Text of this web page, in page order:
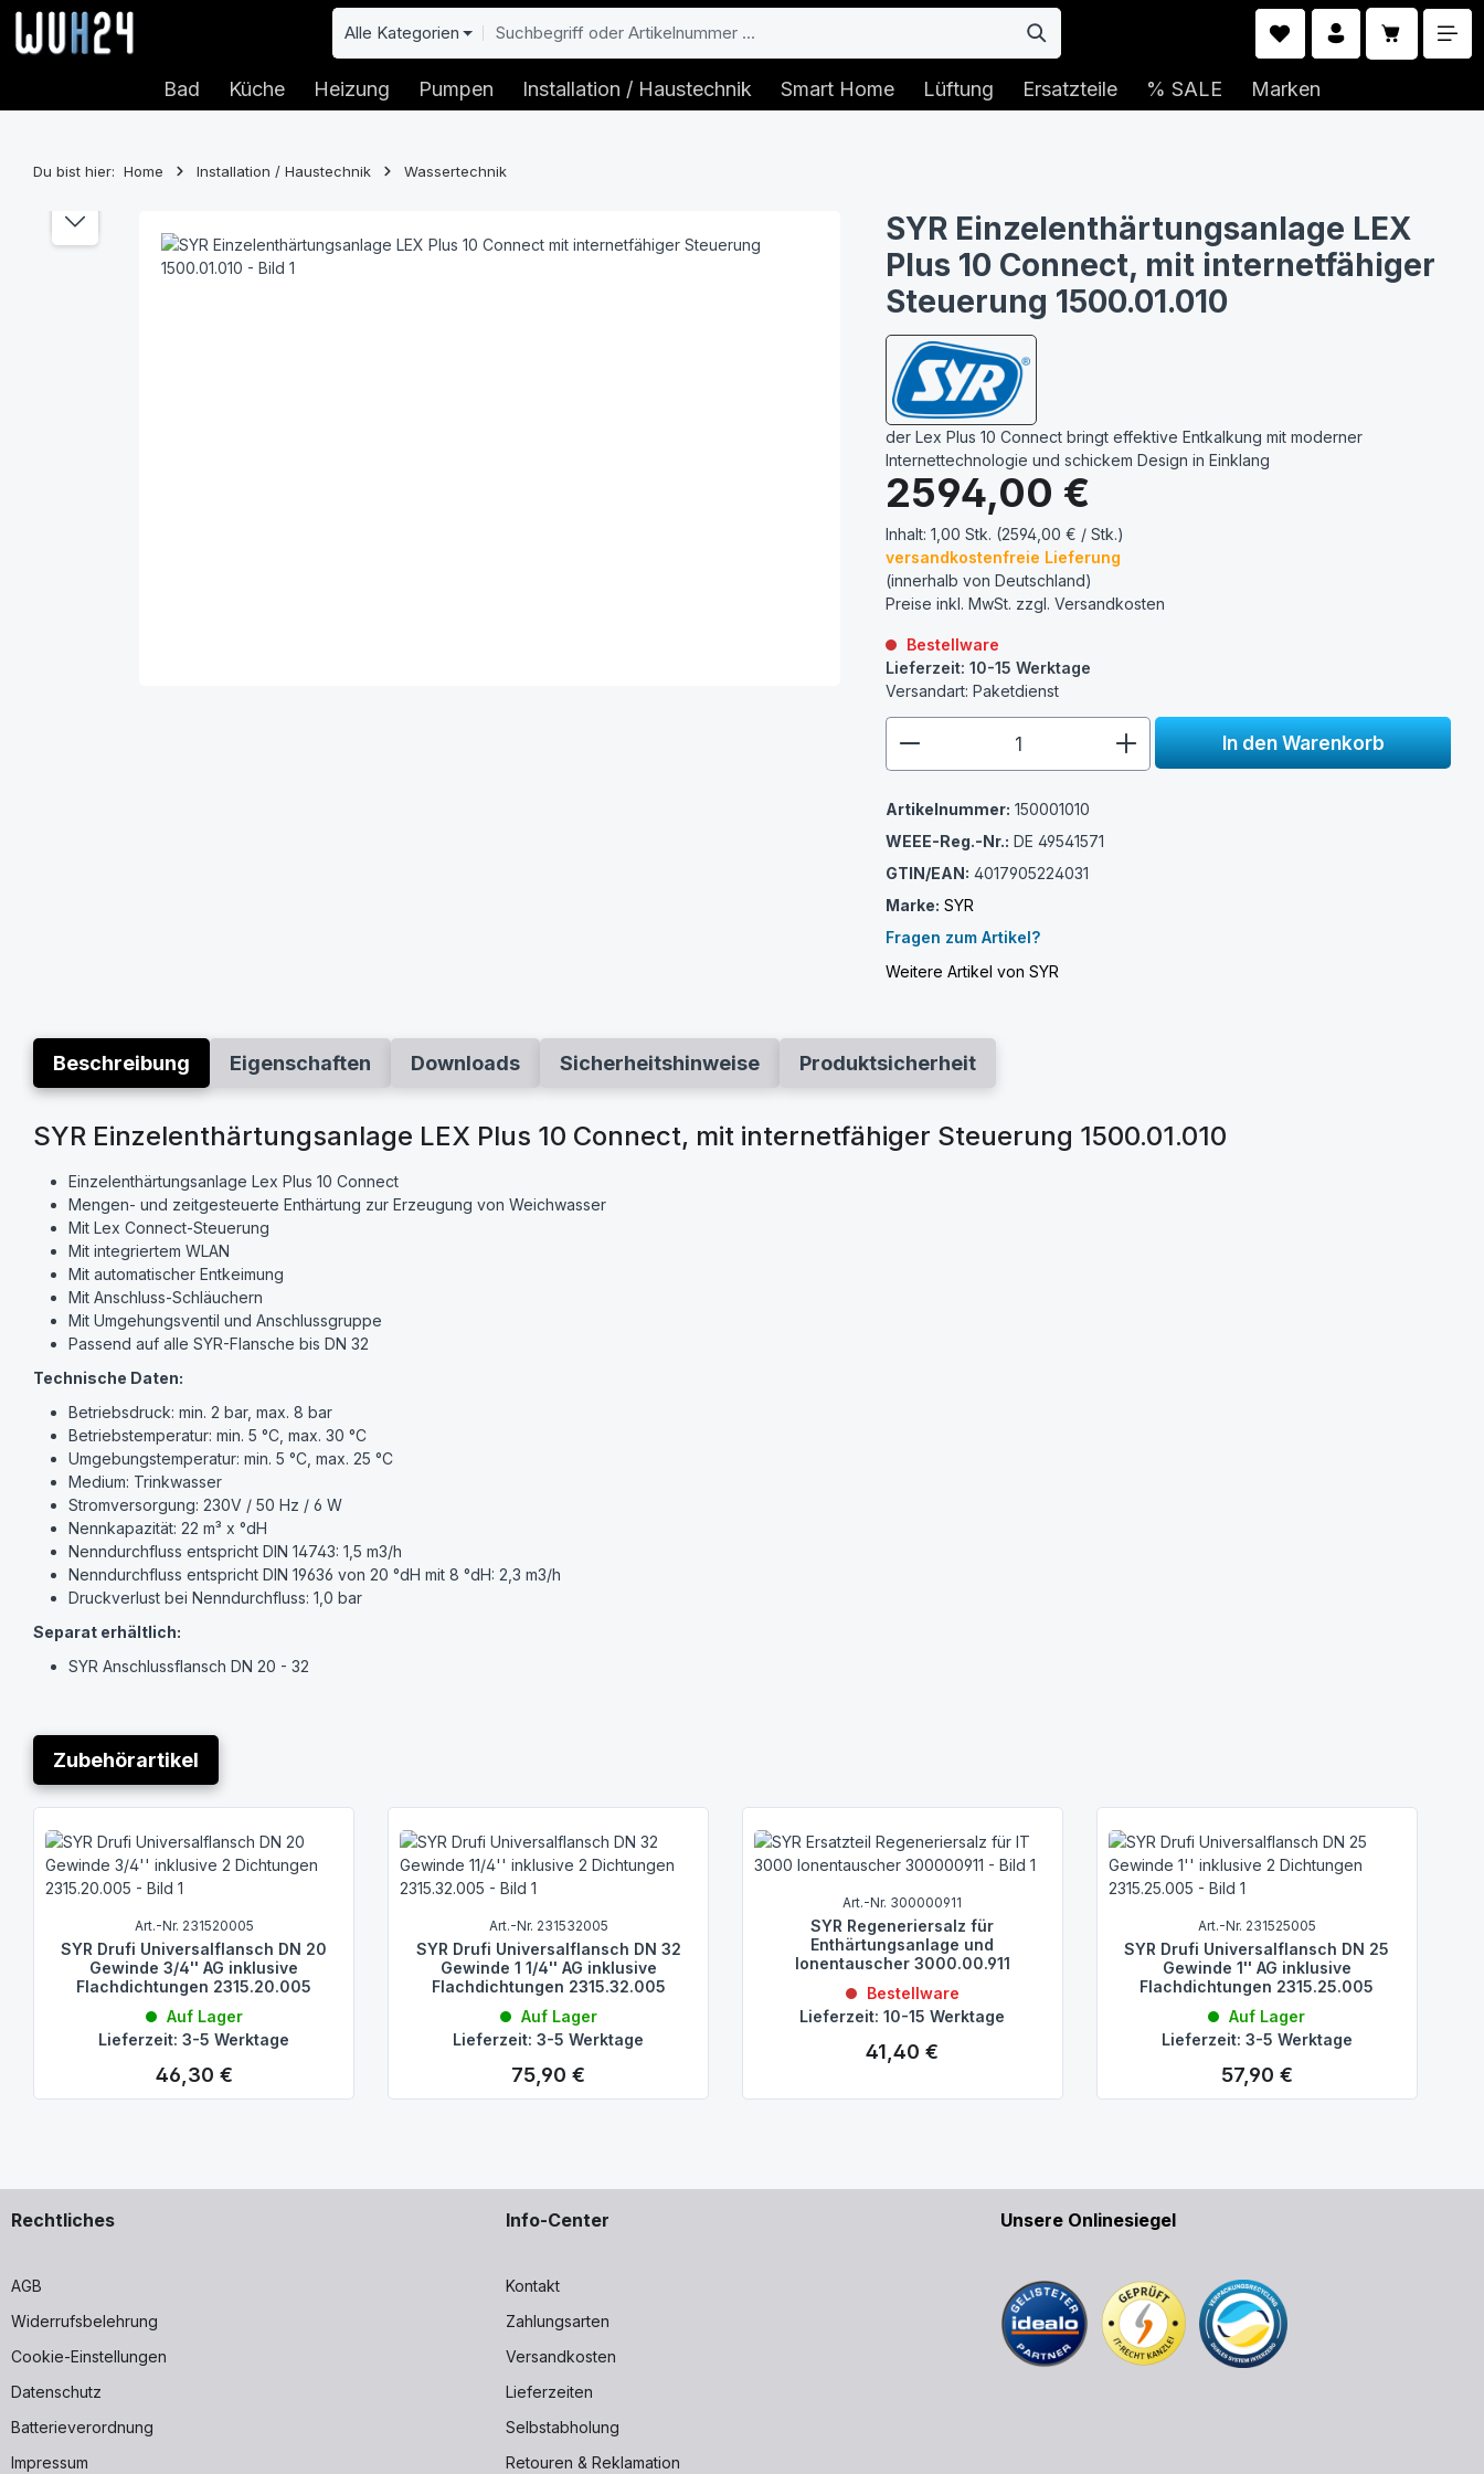
Hauptinhalt springen
Zur Suche springen
Zur Hauptnavigation springen Alle Kategorien
Bad Küche Heizung Pumpen Installation / Haustechnik Smart Home Lüftung Ersatzteile % SALE Marken
Du bist hier: Home Installation / Haustechnik Wassertechnik
Bildergalerie überspringen
SYR Einzelenthärtungsanlage LEX
Plus 10 Connect, mit internetfähiger
Steuerung 1500.01.010
der Lex Plus 10 Connect bringt effektive Entkalkung mit moderner
Internettechnologie und schickem Design in Einklang
2594,00 €
Inhalt:1,00 Stk. (2594,00 € / Stk.)
versandkostenfreie Lieferung
(innerhalb von Deutschland)
Preise inkl. MwSt. zzgl.Versandkosten
Bestellware
Lieferzeit: 10-15 Werktage
Versandart: Paketdienst
In den Warenkorb
Artikelnummer: 150001010
WEEE-Reg.-Nr.: DE 49541571
GTIN/EAN: 4017905224031
Marke: SYR
Fragen zum Artikel?
Weitere Artikel von SYR
Beschreibung Eigenschaften Downloads Sicherheitshinweise Produktsicherheit
SYR Einzelenthärtungsanlage LEX Plus 10 Connect, mit internetfähiger Steuerung 1500.01.010
Einzelenthärtungsanlage Lex Plus 10 Connect
Mengen- und zeitgesteuerte Enthärtung zur Erzeugung von Weichwasser
Mit Lex Connect-Steuerung
Mit integriertem WLAN
Mit automatischer Entkeimung
Mit Anschluss-Schläuchern
Mit Umgehungsventil und Anschlussgruppe
Passend auf alle SYR-Flansche bis DN 32
Technische Daten:
Betriebsdruck: min. 2 bar, max. 8 bar
Betriebstemperatur: min. 5 °C, max. 30 °C
Umgebungstemperatur: min. 5 °C, max. 25 °C
Medium: Trinkwasser
Stromversorgung: 230V / 50 Hz / 6 W
Nennkapazität: 22 m³ x °dH
Nenndurchfluss entspricht DIN 14743: 1,5 m3/h
Nenndurchfluss entspricht DIN 19636 von 20 °dH mit 8 °dH: 2,3 m3/h
Druckverlust bei Nenndurchfluss: 1,0 bar
Separat erhältlich:
SYR Anschlussflansch DN 20 - 32
Zubehörartikel
Art.-Nr. 231520005
SYR Drufi Universalflansch DN 20
Gewinde 3/4'' AG inklusive
Flachdichtungen 2315.20.005
Auf Lager
Lieferzeit: 3-5 Werktage
Regulärer Preis:
46,30 €
Art.-Nr. 231532005
SYR Drufi Universalflansch DN 32
Gewinde 1 1/4'' AG inklusive
Flachdichtungen 2315.32.005
Auf Lager
Lieferzeit: 3-5 Werktage
Regulärer Preis:
75,90 €
Art.-Nr. 300000911
SYR Regeneriersalz für
Enthärtungsanlage und
Ionentauscher 3000.00.911
Bestellware
Lieferzeit: 10-15 Werktage
Regulärer Preis:
41,40 €
Art.-Nr. 231525005
SYR Drufi Universalflansch DN 25
Gewinde 1'' AG inklusive
Flachdichtungen 2315.25.005
Auf Lager
Lieferzeit: 3-5 Werktage
Regulärer Preis:
57,90 €
Rechtliches
AGB
Widerrufsbelehrung
Cookie-Einstellungen
Datenschutz
Batterieverordnung
Impressum
Info-Center
Kontakt
Zahlungsarten
Versandkosten
Lieferzeiten
Selbstabholung
Retouren & Reklamation
Unsere Onlinesiegel